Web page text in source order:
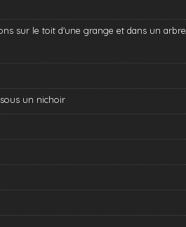
sur le toit d'une grange et dans un arbre
un nichoir